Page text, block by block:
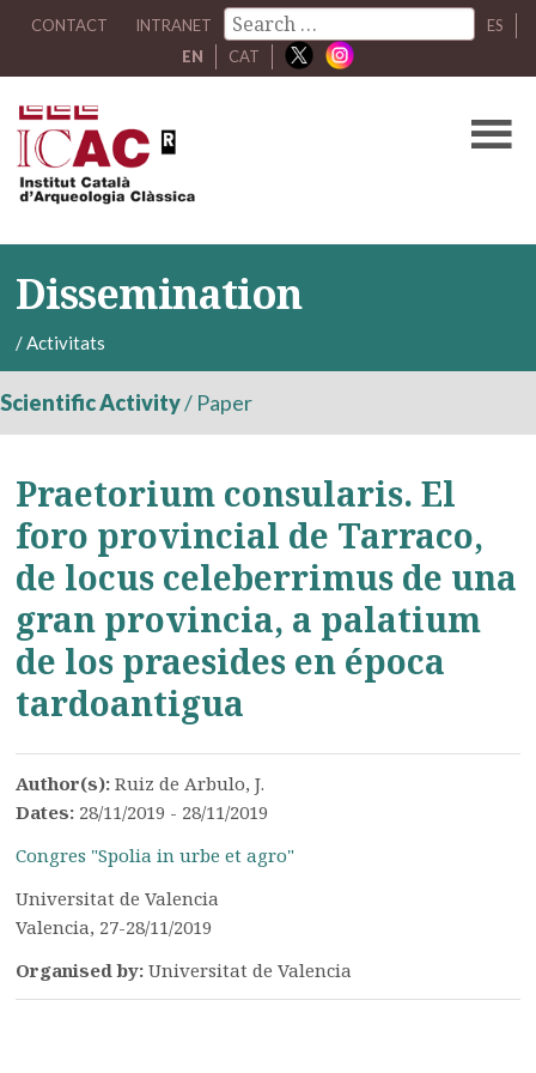
CONTACT INTRANET
ES
EN
CAT
Dissemination
/Activitats
Scientific Activity/ Paper
Praetorium consularis. El
foro provincial de Tarraco,
de locus celeberrimus de una
gran provincia, a palatium
de los praesides en época
tardoantigua
Author(s):Ruiz de Arbulo, J.
Dates: 28/11/2019 - 28/11/2019
Congres "Spolia in urbe et agro"
Universitat de Valencia
Valencia, 27-28/11/2019
Organised by:Universitat de Valencia